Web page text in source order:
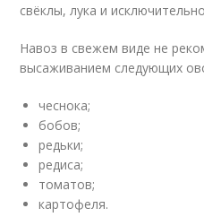
свёклы, лука и
Навоз в свежем виде не
высаживанием следующих
чеснока;
бобов;
редьки;
редиса;
томатов;
картофеля.